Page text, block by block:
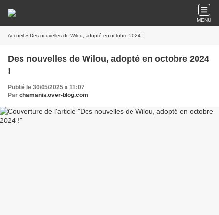
MENU
Accueil » Des nouvelles de Wilou, adopté en octobre 2024 !
Des nouvelles de Wilou, adopté en octobre 2024
!
Publié le 30/05/2025 à 11:07
Par chamania.over-blog.com